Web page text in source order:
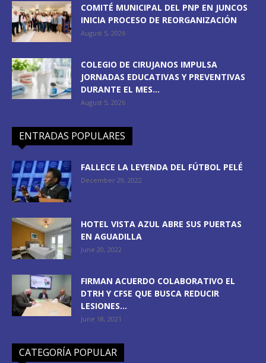
COMITÉ MUNICIPAL DEL PNP EN JUNCOS
INICIA PROCESO DE REORGANIZACIÓN
August 5, 2026
COLEGIO DE CIRUJANOS IMPULSA
JORNADAS EDUCATIVAS Y PREVENTIVAS
DURANTE EL MES...
August 5, 2026
ENTRADAS POPULARES
FALLECE LA LEYENDA DEL FÚTBOL PELÉ
December 29, 2022
HOTEL VISTA AZUL ABRE SUS PUERTAS
EN AGUADILLA
June 20, 2022
FIRMAN ACUERDO COLABORATIVO EL
DTRH Y CFSE QUE BUSCA REDUCIR
LESIONES...
June 18, 2021
CATEGORÍA POPULAR